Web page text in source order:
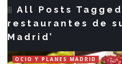
All Posts
restaurantes de
Madrid’
OCIO Y PLANES MADRID